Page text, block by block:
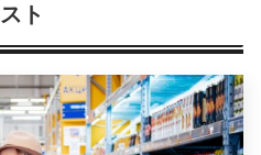
ト